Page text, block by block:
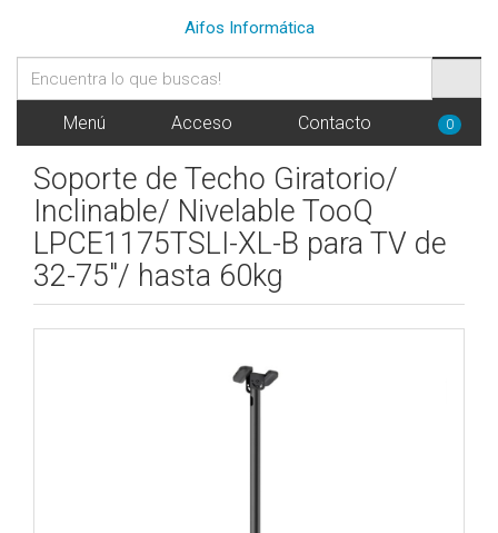
Aifos Informática
Menú Acceso Contacto 0
Soporte de Techo Giratorio/
Inclinable/ Nivelable TooQ
LPCE1175TSLI-XL-B para TV de
32-75"/ hasta 60kg